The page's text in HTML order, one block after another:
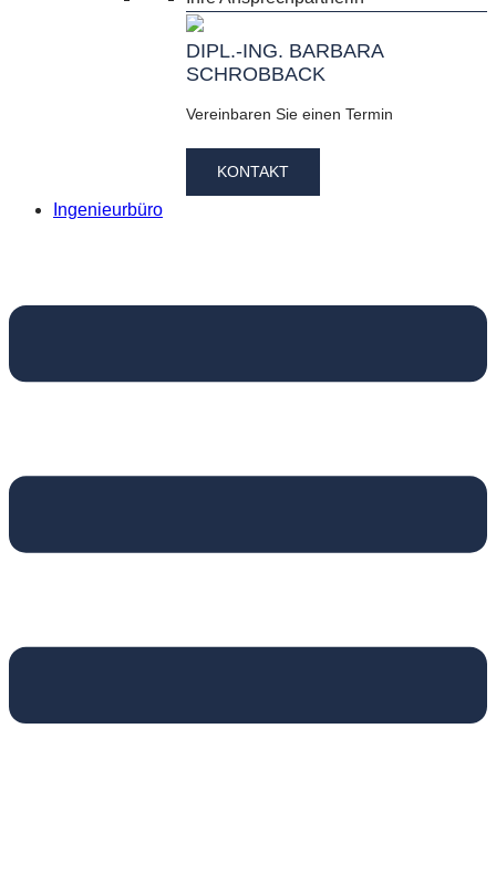
DIPL.-ING. BARBARA
SCHROBBACK
Vereinbaren Sie einen Termin
KONTAKT
Ingenieurbüro